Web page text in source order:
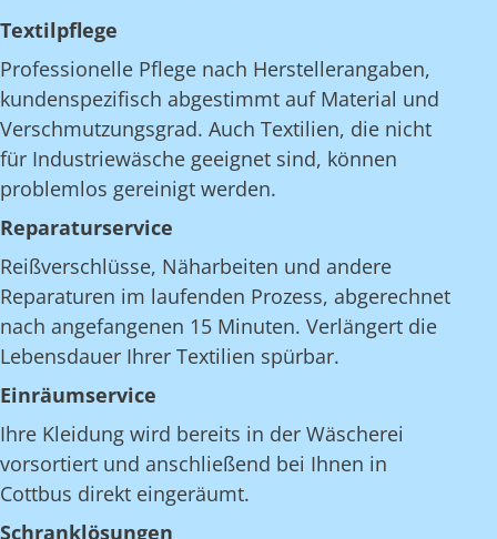
Textilpflege
Professionelle Pflege nach Herstellerangaben,
kundenspezifisch abgestimmt auf Material und
Verschmutzungsgrad. Auch Textilien, die nicht
für Industriewäsche geeignet sind, können
problemlos gereinigt werden.
Reparaturservice
Reißverschlüsse, Näharbeiten und andere
Reparaturen im laufenden Prozess, abgerechnet
nach angefangenen 15 Minuten. Verlängert die
Lebensdauer Ihrer Textilien spürbar.
Einräumservice
Ihre Kleidung wird bereits in der Wäscherei
vorsortiert und anschließend bei Ihnen in
Cottbus direkt eingeräumt.
Schranklösungen